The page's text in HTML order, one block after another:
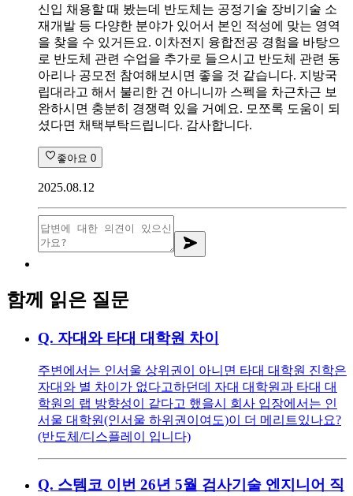
신입 채용할 때 봤는데 반도체는 공정기술 장비기술 소
재개발 등 다양한 분야가 있어서 본인 적성에 맞는 영역
을 찾을 수 있거든요. 이차전지 융합전공 경험을 바탕으
로 반도체 관련 수업을 추가로 들으시고 반도체 관련 동
아리나 공모전 참여해보시면 좋을 것 같습니다. 지방국
립대라고 해서 불리한 건 아니니까 스펙을 차근차근 보
완하시면 충분히 경쟁력 있을 거예요. 모쪼록 도움이 되
셨다면 채택부탁드립니다. 감사합니다.
좋아요 0
2025.08.12
함께 읽은 질문
Q. 자대와 타대 대학원 차이
주변에서는 인서울 상위권이 아니면 타대 대학원 진학은
자대와 별 차이가 없다고하던데 자대 대학원과 타대 대
학원의 랩 방향성이 같다고 했을시 회사 입장에서는 인
서울 대학원(인서울 하위권이여도)이 더 메리트있나요?
(반도체/디스플레이 입니다)
Q. 스템코 이번 26년 5월 검사기술 엔지니어 직